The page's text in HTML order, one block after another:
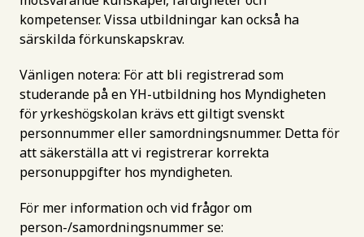
kompetenser. Vissa utbildningar kan också ha
särskilda förkunskapskrav.
Vänligen notera: För att bli registrerad som
studerande på en YH-utbildning hos Myndigheten
för yrkeshögskolan krävs ett giltigt svenskt
personnummer eller samordningsnummer. Detta för
att säkerställa att vi registrerar korrekta
personuppgifter hos myndigheten.
För mer information och vid frågor om
person-/samordningsnummer se: